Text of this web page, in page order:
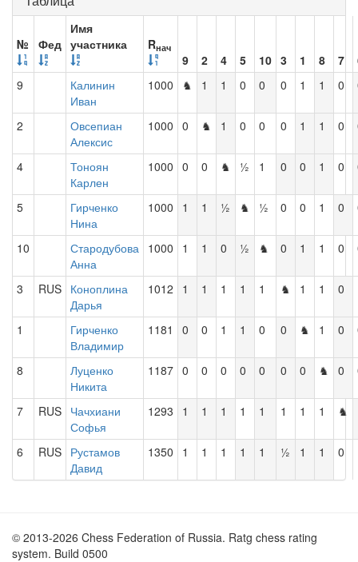
№ Фед
Имя
участника
Rнач
9 2 4 5 10 3 1 8 7
9
Калинин
Иван
1000 ♞ 1 1 0 0 0 1 1 0
2
Овсепиан
Алексис
1000 0 ♞ 1 0 0 0 1 1 0
4
Тоноян
Карлен
1000 0 0 ♞ ½ 1 0 0 1 0
5
Гирченко
Нина
1000 1 1 ½ ♞ ½ 0 0 1 0
10
Стародубова
Анна
1000 1 1 0 ½ ♞ 0 1 1 0
3 RUS Коноплина
Дарья
1012 1 1 1 1 1 ♞ 1 1 0
1
Гирченко
Владимир
1181 0 0 1 1 0 0 ♞ 1 0
8
Луценко
Никита
1187 0 0 0 0 0 0 0 ♞ 0
7 RUS Чачхиани
Софья
1293 1 1 1 1 1 1 1 1 ♞
6 RUS Рустамов
Давид
1350 1 1 1 1 1 ½ 1 1 0
© 2013-2026 Chess Federation of Russia. Ratg chess rating
system. Build 0500